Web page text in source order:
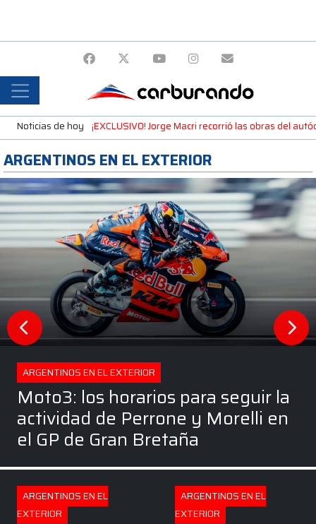
Noticias de hoy ¡EXCLUSIVO! Jorge Macri recorrió las obras del
ARGENTINOS EN EL EXTERIOR
ARGENTINOS EN EL EXTERIOR
Moto3: los horarios para seguir la
actividad de Perrone y Morelli en
el GP de Gran Bretaña
ARGENTINOS EN EL
EXTERIOR
ARGENTINOS EN EL
EXTERIOR